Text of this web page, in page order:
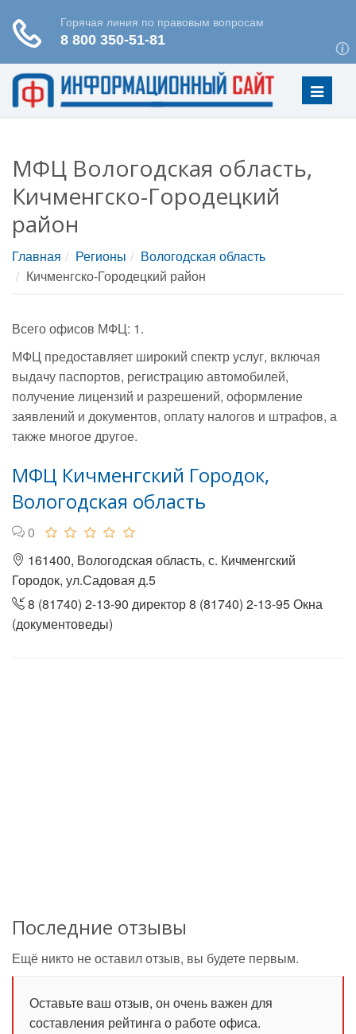
Меню
МФЦ Вологодская область,
Кичменгско-Городецкий
район
Главная Регионы
Вологодская область
Кичменгско-Городецкий район
Всего офисов МФЦ: 1.
МФЦ предоставляет широкий спектр услуг, включая
выдачу паспортов, регистрацию автомобилей,
получение лицензий и разрешений, оформление
заявлений и документов, оплату налогов и штрафов, а
также многое другое.
МФЦ Кичменгский Городок,
Вологодская область
0
161400, Вологодская область, с. Кичменгский
Городок, ул.Садовая д.5
8 (81740) 2-13-90 директор 8 (81740) 2-13-95 Окна
(документоведы)
Последние отзывы
Ещё никто не оставил отзыв, вы будете первым.
Оставьте ваш отзыв, он очень важен для
составления рейтинга о работе офиса.